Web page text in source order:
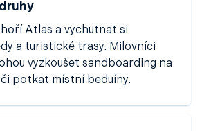
Atlas a vychutnat si
a turistické trasy. Milovníci
vyzkoušet sandboarding na
potkat místní beduíny.